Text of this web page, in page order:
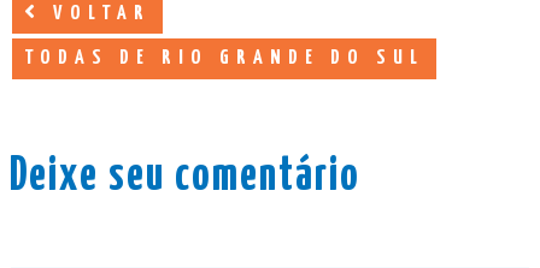
VOLTAR
TODAS DE RIO GRANDE DO SUL
Deixe seu comentário